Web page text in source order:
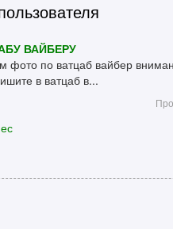
ВАЙБЕРУ
фото по ватцаб вайбер
в ватцаб в...